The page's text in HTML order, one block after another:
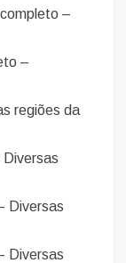
–
–
regiões da
Diversas
Diversas